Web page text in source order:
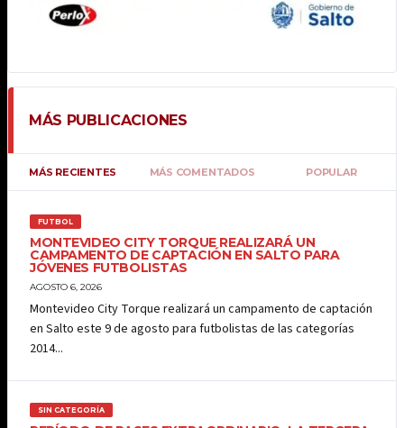
MÁS PUBLICACIONES
MÁS RECIENTES MÁS COMENTADOS POPULAR
FUTBOL
MONTEVIDEO CITY TORQUE REALIZARÁ UN
CAMPAMENTO DE CAPTACIÓN EN SALTO PARA
JÓVENES FUTBOLISTAS
AGOSTO 6, 2026
Montevideo City Torque realizará un campamento de captación
en Salto este 9 de agosto para futbolistas de las categorías
2014...
SIN CATEGORÍA